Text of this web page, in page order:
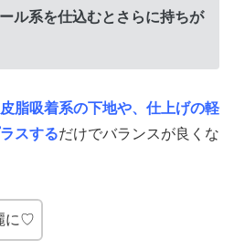
ル系を仕込むとさらに持ちが
皮脂吸着系の下地や、仕上げの軽
スするだけでバランスが良くな
に♡